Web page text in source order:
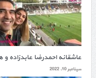
عاشقانه احمدرضا عابدزاده
سپتامبر 10, 2022